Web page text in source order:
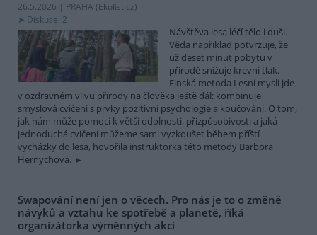
26.5.2026 | PRAHA (Ekolist.cz)
Diskuse: 2
Návštěva lesa léčí tělo i duši.
Věda například potvrzuje, že
už deset minut pobytu v
přírodě snižuje krevní tlak.
Finská metoda Lesní mysli jde
v ozdravném vlivu přírody na člověka ještě dál: kombinuje
smyslová cvičení s prvky pozitivní psychologie a koučování. O tom,
jak nám může pomoci k větší odolnosti, přizpůsobivosti a jaká
jednoduchá cvičení můžeme sami vyzkoušet během příští
vycházky do lesa, hovořila instruktorka této metody Barbora
Hernychová.
Swapování není jen o věcech. Pro nás je to o změně
návyků a vztahu ke spotřebě a planetě, říká
organizátorka výměnných akcí